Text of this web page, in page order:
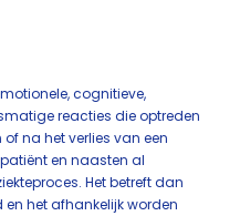
cognitieve,
reacties die optreden
na het verlies van een
en naasten al
Het betreft dan
het afhankelijk worden